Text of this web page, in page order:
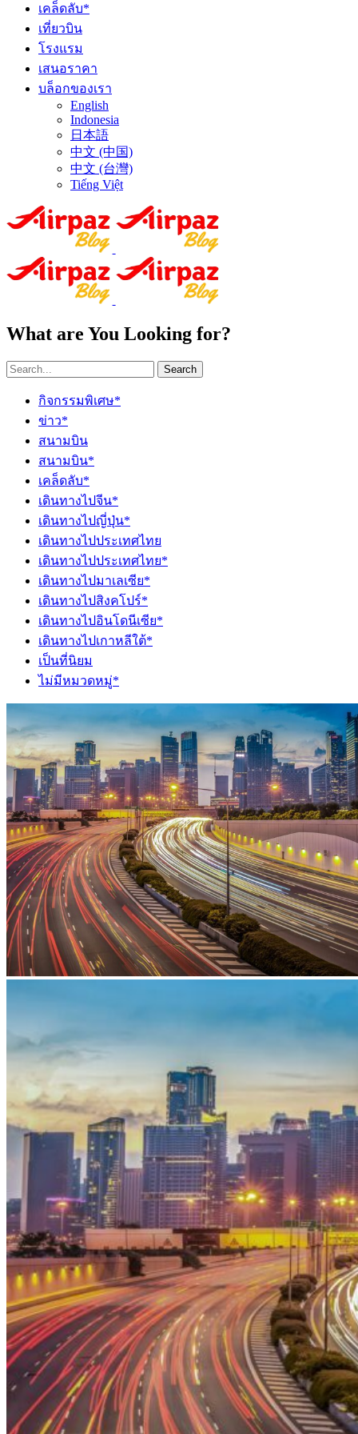
เคล็ดลับ*
เที่ยวบิน
โรงแรม
เสนอราคา
บล็อกของเรา
English
Indonesia
日本語
中文 (中国)
中文 (台灣)
Tiếng Việt
What are You Looking for?
Search
กิจกรรมพิเศษ*
ข่าว*
สนามบิน
สนามบิน*
เคล็ดลับ*
เดินทางไปจีน*
เดินทางไปญี่ปุ่น*
เดินทางไปประเทศไทย
เดินทางไปประเทศไทย*
เดินทางไปมาเลเซีย*
เดินทางไปสิงคโปร์*
เดินทางไปอินโดนีเซีย*
เดินทางไปเกาหลีใต้*
เป็นที่นิยม
ไม่มีหมวดหมู่*